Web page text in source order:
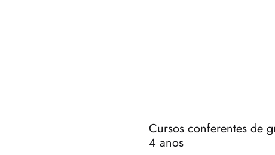
Cursos conferentes de
4 anos